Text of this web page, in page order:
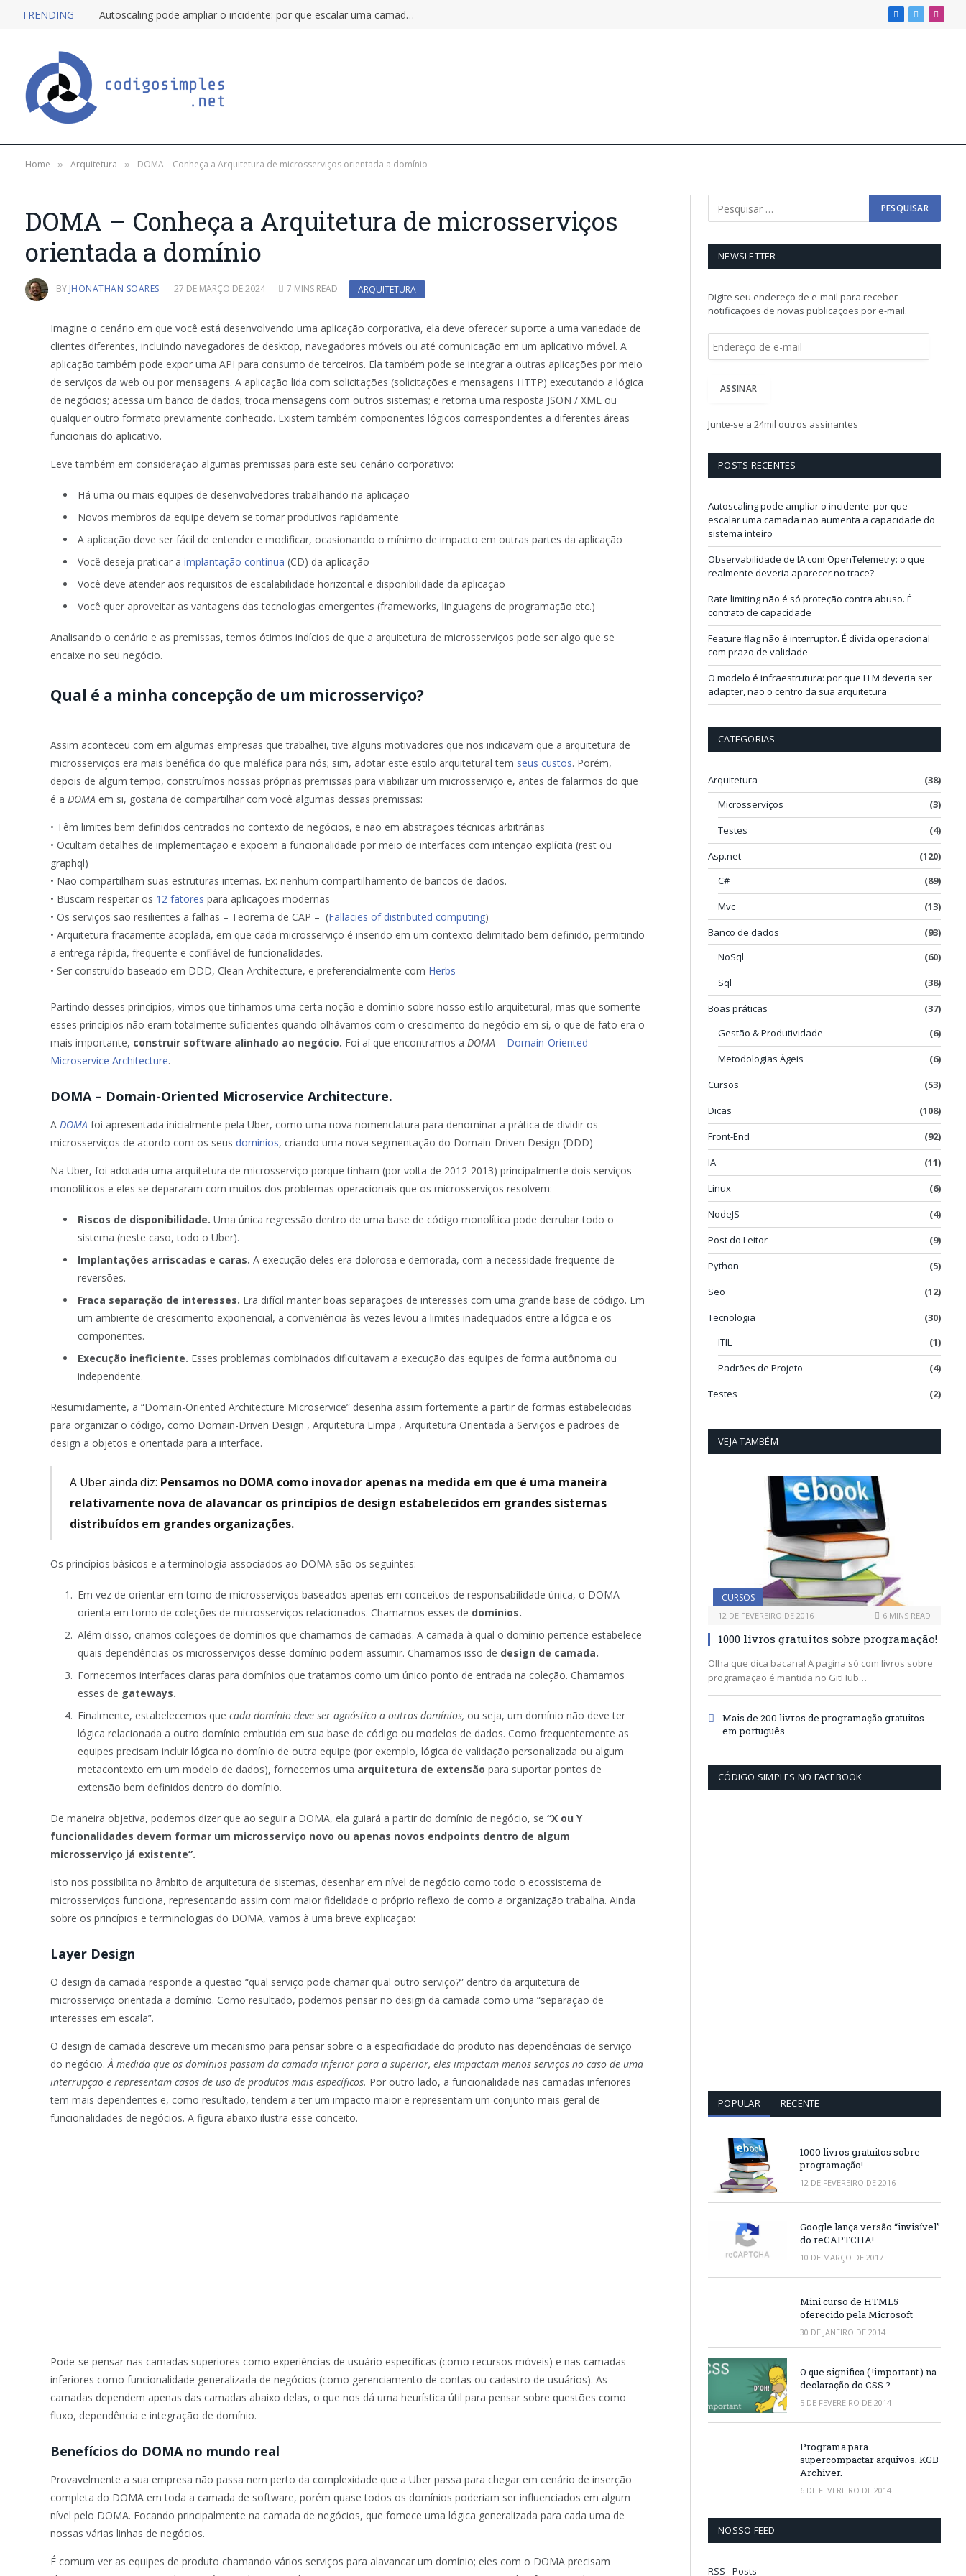
TRENDING Autoscaling pode ampliar o incidente: por que escalar uma camada não aumenta a capacidade do sistema inteiro Facebook
X
Home » Arquitetura » DOMA – Conheça a Arquitetura de microsserviços orientada a domínio
DOMA – Conheça a Arquitetura de microsserviços
orientada a domínio
BY JHONATHAN SOARES 27 DE MARÇO DE 2024 7 MINS READ ARQUITETURA
Imagine o cenário em que você está desenvolvendo uma aplicação corporativa, ela deve oferecer suporte a uma variedade de
clientes diferentes, incluindo navegadores de desktop, navegadores móveis ou até comunicação em um aplicativo móvel. A
aplicação também pode expor uma API para consumo de terceiros. Ela também pode se integrar a outras aplicações por meio
de serviços da web ou por mensagens. A aplicação lida com solicitações (solicitações e mensagens HTTP) executando a lógica
de negócios; acessa um banco de dados; troca mensagens com outros sistemas; e retorna uma resposta JSON / XML ou
qualquer outro formato previamente conhecido. Existem também componentes lógicos correspondentes a diferentes áreas
funcionais do aplicativo.
Leve também em consideração algumas premissas para este seu cenário corporativo:
Há uma ou mais equipes de desenvolvedores trabalhando na aplicação
Novos membros da equipe devem se tornar produtivos rapidamente
A aplicação deve ser fácil de entender e modificar, ocasionando o mínimo de impacto em outras partes da aplicação
Você deseja praticar aimplantação contínua (CD) da aplicação
Você deve atender aos requisitos de escalabilidade horizontal e disponibilidade da aplicação
Você quer aproveitar as vantagens das tecnologias emergentes (frameworks, linguagens de programação etc.)
Analisando o cenário e as premissas, temos ótimos indícios de que a arquitetura de microsserviços pode ser algo que se
encaixe no seu negócio.
Qual é a minha concepção de um microsserviço?
Assim aconteceu com em algumas empresas que trabalhei, tive alguns motivadores que nos indicavam que a arquitetura de
microsserviços era mais benéfica do que maléfica para nós; sim, adotar este estilo arquitetural tem seus custos. Porém,
depois de algum tempo, construímos nossas próprias premissas para viabilizar um microsserviço e, antes de falarmos do que
é aDOMA em si, gostaria de compartilhar com você algumas dessas premissas:
• Têm limites bem definidos centrados no contexto de negócios, e não em abstrações técnicas arbitrárias
• Ocultam detalhes de implementação e expõem a funcionalidade por meio de interfaces com intenção explícita (rest ou
graphql)
• Não compartilham suas estruturas internas. Ex: nenhum compartilhamento de bancos de dados.
• Buscam respeitar os 12 fatores para aplicações modernas
• Os serviços são resilientes a falhas – Teorema de CAP – (Fallacies of distributed computing)
• Arquitetura fracamente acoplada, em que cada microsserviço é inserido em um contexto delimitado bem definido, permitindo
a entrega rápida, frequente e confiável de funcionalidades.
• Ser construído baseado em DDD, Clean Architecture, e preferencialmente com Herbs
Partindo desses princípios, vimos que tínhamos uma certa noção e domínio sobre nosso estilo arquitetural, mas que somente
esses princípios não eram totalmente suficientes quando olhávamos com o crescimento do negócio em si, o que de fato era o
mais importante, construir software alinhado ao negócio. Foi aí que encontramos aDOMA – Domain-Oriented
Microservice Architecture.
DOMA – Domain-Oriented Microservice Architecture.
ADOMA foi apresentada inicialmente pela Uber, como uma nova nomenclatura para denominar a prática de dividir os
microsserviços de acordo com os seus domínios, criando uma nova segmentação do Domain-Driven Design (DDD)
Na Uber, foi adotada uma arquitetura de microsserviço porque tinham (por volta de 2012-2013) principalmente dois serviços
monolíticos e eles se depararam com muitos dos problemas operacionais que os microsserviços resolvem:
Riscos de disponibilidade.Uma única regressão dentro de uma base de código monolítica pode derrubar todo o
sistema (neste caso, todo o Uber).
Implantações arriscadas e caras.A execução deles era dolorosa e demorada, com a necessidade frequente de
reversões.
Fraca separação de interesses. Era difícil manter boas separações de interesses com uma grande base de código. Em
um ambiente de crescimento exponencial, a conveniência às vezes levou a limites inadequados entre a lógica e os
componentes.
Execução ineficiente. Esses problemas combinados dificultavam a execução das equipes de forma autônoma ou
independente.
Resumidamente, a “Domain-Oriented Architecture Microservice” desenha assim fortemente a partir de formas estabelecidas
para organizar o código, como Domain-Driven Design , Arquitetura Limpa , Arquitetura Orientada a Serviços e padrões de
design a objetos e orientada para a interface.
A Uber ainda diz: Pensamos no DOMA como inovador apenas na medida em que é uma maneira
relativamente nova de alavancar os princípios de design estabelecidos em grandes sistemas
distribuídos em grandes organizações.
Os princípios básicos e a terminologia associados ao DOMA são os seguintes:
Em vez de orientar em torno de microsserviços baseados apenas em conceitos de responsabilidade única, o DOMA
orienta em torno de coleções de microsserviços relacionados. Chamamos esses de domínios.
Além disso, criamos coleções de domínios que chamamos de camadas. A camada à qual o domínio pertence estabelece
quais dependências os microsserviços desse domínio podem assumir. Chamamos isso de design de camada.
Fornecemos interfaces claras para domínios que tratamos como um único ponto de entrada na coleção. Chamamos
esses de gateways.
Finalmente, estabelecemos quecada domínio deve ser agnóstico a outros domínios, ou seja, um domínio não deve ter
lógica relacionada a outro domínio embutida em sua base de código ou modelos de dados. Como frequentemente as
equipes precisam incluir lógica no domínio de outra equipe (por exemplo, lógica de validação personalizada ou algum
metacontexto em um modelo de dados), fornecemos uma arquitetura de extensãopara suportar pontos de
extensão bem definidos dentro do domínio.
De maneira objetiva, podemos dizer que ao seguir a DOMA, ela guiará a partir do domínio de negócio, se “X ou Y
funcionalidades devem formar um microsserviço novo ou apenas novos endpoints dentro de algum
microsserviço já existente”.
Isto nos possibilita no âmbito de arquitetura de sistemas, desenhar em nível de negócio como todo o ecossistema de
microsserviços funciona, representando assim com maior fidelidade o próprio reflexo de como a organização trabalha. Ainda
sobre os princípios e terminologias do DOMA, vamos à uma breve explicação:
Layer Design
O design da camada responde a questão “qual serviço pode chamar qual outro serviço?” dentro da arquitetura de
microsserviço orientada a domínio. Como resultado, podemos pensar no design da camada como uma “separação de
interesses em escala”.
O design de camada descreve um mecanismo para pensar sobre o a especificidade do produto nas dependências de serviço
do negócio.À medida que os domínios passam da camada inferior para a superior, eles impactam menos serviços no caso de uma
interrupção e representam casos de uso de produtos mais específicos. Por outro lado, a funcionalidade nas camadas inferiores
tem mais dependentes e, como resultado, tendem a ter um impacto maior e representam um conjunto mais geral de
funcionalidades de negócios. A figura abaixo ilustra esse conceito.
Pode-se pensar nas camadas superiores como experiências de usuário específicas (como recursos móveis) e nas camadas
inferiores como funcionalidade generalizada de negócios (como gerenciamento de contas ou cadastro de usuários). As
camadas dependem apenas das camadas abaixo delas, o que nos dá uma heurística útil para pensar sobre questões como
fluxo, dependência e integração de domínio.
Benefícios do DOMA no mundo real
Provavelmente a sua empresa não passa nem perto da complexidade que a Uber passa para chegar em cenário de inserção
completa do DOMA em toda a camada de software, porém quase todos os domínios poderiam ser influenciados em algum
nível pelo DOMA. Focando principalmente na camada de negócios, que fornece uma lógica generalizada para cada uma de
nossas várias linhas de negócios.
É comum ver as equipes de produto chamando vários serviços para alavancar um domínio; eles com o DOMA precisam
NEWSLETTER
Digite seu endereço de e-mail para receber
notificações de novas publicações por e-mail.
ç
o
e
m
a
i
l
ASSINAR
Junte-se a 24mil outros assinantes
POSTS RECENTES
Autoscaling pode ampliar o incidente: por que
escalar uma camada não aumenta a capacidade do
sistema inteiro
Observabilidade de IA com OpenTelemetry: o que
realmente deveria aparecer no trace?
Rate limiting não é só proteção contra abuso. É
contrato de capacidade
Feature flag não é interruptor. É dívida operacional
com prazo de validade
O modelo é infraestrutura: por que LLM deveria ser
adapter, não o centro da sua arquitetura
CATEGORIAS
Arquitetura
(38)
Microsserviços
(3)
Testes
(4)
Asp.net
(120)
C#
(89)
Mvc
(13)
Banco de dados
(93)
NoSql
(60)
Sql
(38)
Boas práticas
(37)
Gestão & Produtividade
(6)
Metodologias Ágeis
(6)
Cursos
(53)
Dicas
(108)
Front-End
(92)
IA
(11)
Linux
(6)
NodeJS
(4)
Post do Leitor
(9)
Python
(5)
Seo
(12)
Tecnologia
(30)
ITIL
(1)
Padrões de Projeto
(4)
Testes
(2)
VEJA TAMBÉM
CURSOS
12 DE FEVEREIRO DE 2016 6 MINS READ
1000 livros gratuitos sobre programação!
Olha que dica bacana! A pagina só com livros sobre
programação é mantida no GitHub…
Mais de 200 livros de programação gratuitos
em português
CÓDIGO SIMPLES NO FACEBOOK
POPULAR RECENTE
1000 livros gratuitos sobre
programação!
12 DE FEVEREIRO DE 2016
Google lança versão “invisível”
do reCAPTCHA!
10 DE MARÇO DE 2017
Mini curso de HTML5
oferecido pela Microsoft
30 DE JANEIRO DE 2014
O que significa ( !important ) na
declaração do CSS ?
5 DE FEVEREIRO DE 2014
Programa para
supercompactar arquivos. KGB
Archiver.
6 DE FEVEREIRO DE 2014
NOSSO FEED
RSS - Posts